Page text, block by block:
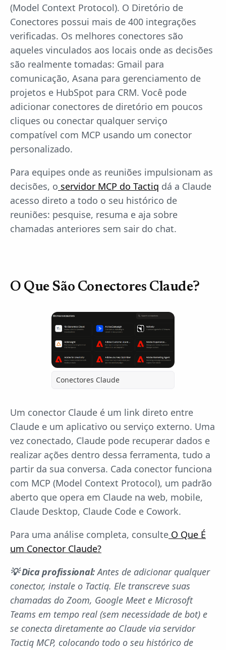
(Model Context Protocol). O Diretório de
Conectores possui mais de 400 integrações
verificadas. Os melhores conectores são
aqueles vinculados aos locais onde as decisões
são realmente tomadas: Gmail para
comunicação, Asana para gerenciamento de
projetos e HubSpot para CRM. Você pode
adicionar conectores de diretório em poucos
cliques ou conectar qualquer serviço
compatível com MCP usando um conector
personalizado.
Para equipes onde as reuniões impulsionam as
decisões, o servidor MCP do Tactiq dá a Claude
acesso direto a todo o seu histórico de
reuniões: pesquise, resuma e aja sobre
chamadas anteriores sem sair do chat.
O Que São Conectores Claude?
Conectores Claude
Um conector Claude é um link direto entre
Claude e um aplicativo ou serviço externo. Uma
vez conectado, Claude pode recuperar dados e
realizar ações dentro dessa ferramenta, tudo a
partir da sua conversa. Cada conector funciona
com MCP (Model Context Protocol), um padrão
aberto que opera em Claude na web, mobile,
Claude Desktop, Claude Code e Cowork.
Para uma análise completa, consulte O Que É
um Conector Claude?
💡 Dica profissional:Antes de adicionar qualquer
conector, instale o Tactiq. Ele transcreve suas
chamadas do Zoom, Google Meet e Microsoft
Teams em tempo real (sem necessidade de bot) e
se conecta diretamente ao Claude via servidor
Tactiq MCP, colocando todo o seu histórico de